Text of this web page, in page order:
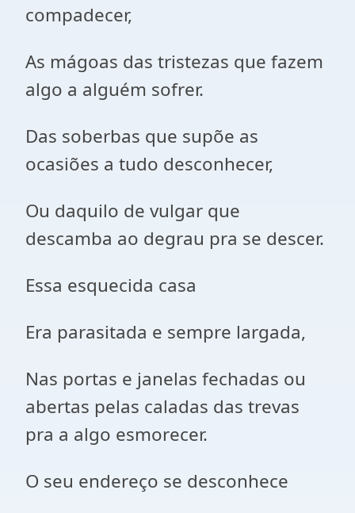
compadecer,
As mágoas das tristezas que fazem
algo a alguém sofrer.
Das soberbas que supõe as
ocasiões a tudo desconhecer,
Ou daquilo de vulgar que
descamba ao degrau pra se descer.
Essa esquecida casa
Era parasitada e sempre largada,
Nas portas e janelas fechadas ou
abertas pelas caladas das trevas
pra a algo esmorecer.
O seu endereço se desconhece